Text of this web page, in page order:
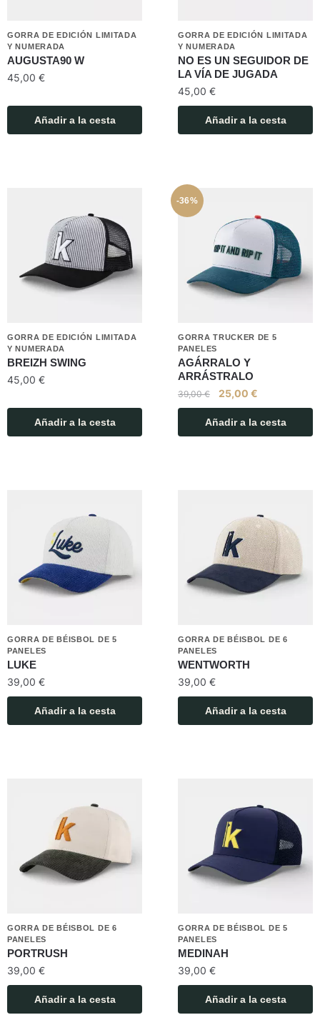
GORRA DE EDICIÓN LIMITADA
Y NUMERADA
AUGUSTA90 W
45,00 €
Añadir a la cesta
GORRA DE EDICIÓN LIMITADA
Y NUMERADA
NO ES UN SEGUIDOR DE
LA VÍA DE JUGADA
45,00 €
Añadir a la cesta
GORRA DE EDICIÓN LIMITADA
Y NUMERADA
BREIZH SWING
45,00 €
Añadir a la cesta
-36%
GORRA TRUCKER DE 5
PANELES
AGÁRRALO Y
ARRÁSTRALO
39,00€ 25,00 €
Añadir a la cesta
GORRA DE BÉISBOL DE 5
PANELES
LUKE
39,00 €
Añadir a la cesta
GORRA DE BÉISBOL DE 6
PANELES
WENTWORTH
39,00 €
Añadir a la cesta
GORRA DE BÉISBOL DE 6
PANELES
PORTRUSH
39,00 €
Añadir a la cesta
GORRA DE BÉISBOL DE 5
PANELES
MEDINAH
39,00 €
Añadir a la cesta